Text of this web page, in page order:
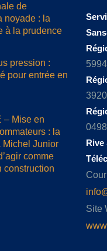
de
noyade : la
à la prudence
pression :
pour entrée en
– Mise en
: la
Michel Junior
comme
construction
5994
3920
0498
Rive
Site